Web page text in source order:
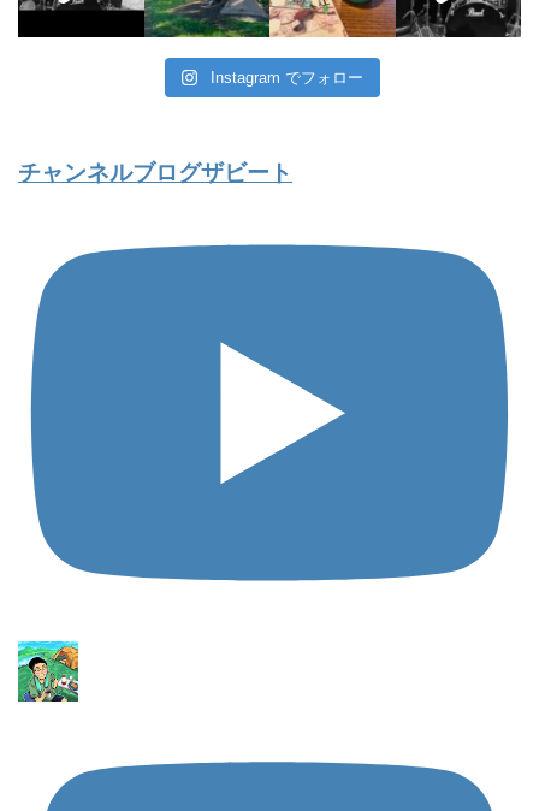
Instagram でフォロー
チャンネルブログザビート